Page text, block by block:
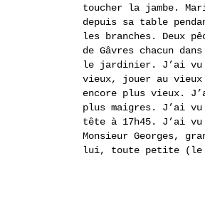
toucher la jambe.
depuis sa table
les branches. Deux
de Gâvres chacun
le jardinier. J’ai vu
vieux, jouer au
encore plus vieux.
plus maigres. J’ai
tête à 17h45. J’ai
Monsieur Georges,
lui, toute petite (le